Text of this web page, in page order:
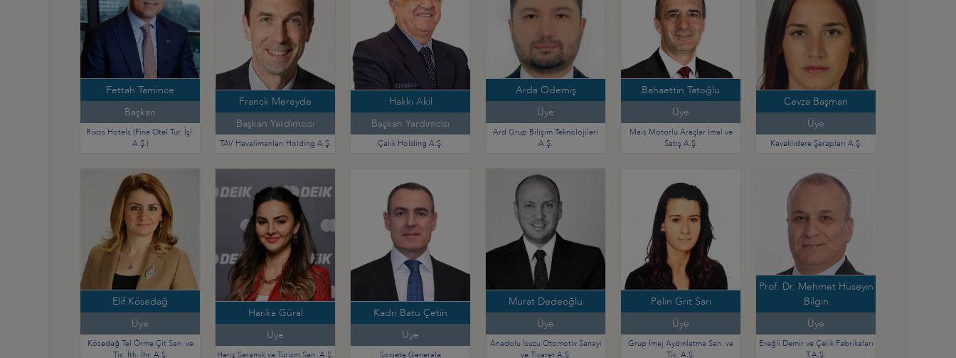
Fettah Tamince
Başkan
Rixos Hotels (Fine Otel Tur. İşl.
A.Ş.)
Franck Mereyde
Başkan Yardımcısı
TAV Havalimanları Holding A.Ş.
Hakkı Akil
Başkan Yardımcısı
Çalık Holding A.Ş.
Arda Ödemiş
Üye
Ard Grup Bilişim Teknolojileri
A.Ş.
Bahaettin Tatoğlu
Üye
Mais Motorlu Araçlar İmal ve
Satış A.Ş.
Cevza Başman
Üye
Kavaklıdere Şarapları A.Ş.
Elif Kösedağ
Üye
Kösedağ Tel Örme Çit San. ve
Tic. İth. İhr. A.Ş.
Harika Güral
Üye
Heriş Seramik ve Turizm San. A.Ş.
Kadri Batu Çetin
Üye
Societe Generale
Murat Dedeoğlu
Üye
Anadolu İsuzu Otomotiv Sanayi
ve Ticaret A.Ş.
Pelin Grit Sarı
Üye
Grup İmaj Aydınlatma San. ve
Tic. A.Ş.
Prof. Dr. Mehmet Hüseyin
Bilgin
Üye
Ereğli Demir ve Çelik Fabrikaları
T.A.Ş.